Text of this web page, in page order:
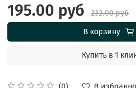
195.00 руб
232.00 руб
В корзину
Купить в 1